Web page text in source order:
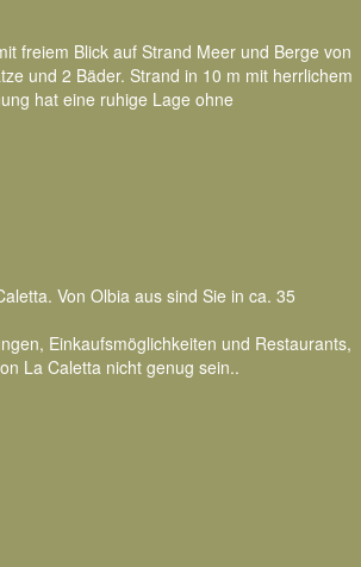
freiem Blick auf Strand Meer und Berge von
und 2 Bäder. Strand in 10 m mit herrlichem
hat eine ruhige Lage ohne
Von Olbia aus sind Sie in ca. 35
Einkaufsmöglichkeiten und Restaurants,
La Caletta nicht genug sein..